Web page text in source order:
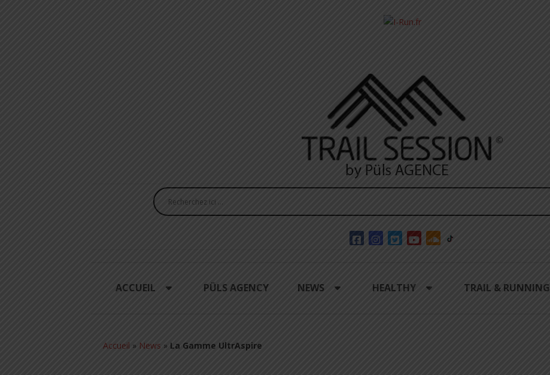
ACCUEIL PÜLS AGENCY NEWS HEALTHY TRAIL & RUNNING
Accueil » News » La Gamme UltrAspire